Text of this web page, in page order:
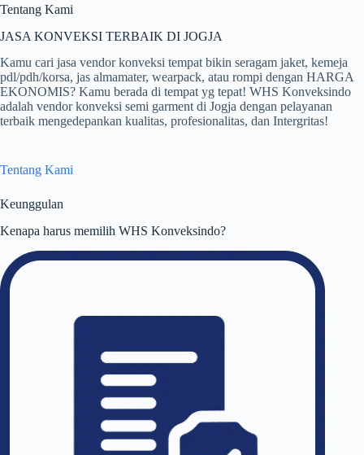
Tentang Kami
JASA KONVEKSI TERBAIK DI JOGJA
Kamu cari jasa vendor konveksi tempat bikin seragam jaket, kemeja
pdl/pdh/korsa, jas almamater, wearpack, atau rompi dengan HARGA
EKONOMIS? Kamu berada di tempat yg tepat! WHS Konveksindo
adalah vendor konveksi semi garment di Jogja dengan pelayanan
terbaik mengedepankan kualitas, profesionalitas, dan Intergritas!
Tentang Kami
Keunggulan
Kenapa harus memilih WHS Konveksindo?